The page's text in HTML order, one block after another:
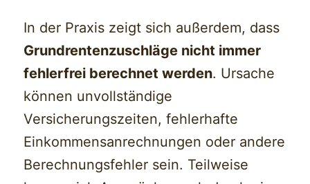
In der Praxis zeigt sich außerdem, dass
Grundrentenzuschläge nicht immer
fehlerfrei berechnet werden. Ursache
können unvollständige
Versicherungszeiten, fehlerhafte
Einkommensanrechnungen oder andere
Berechnungsfehler sein. Teilweise